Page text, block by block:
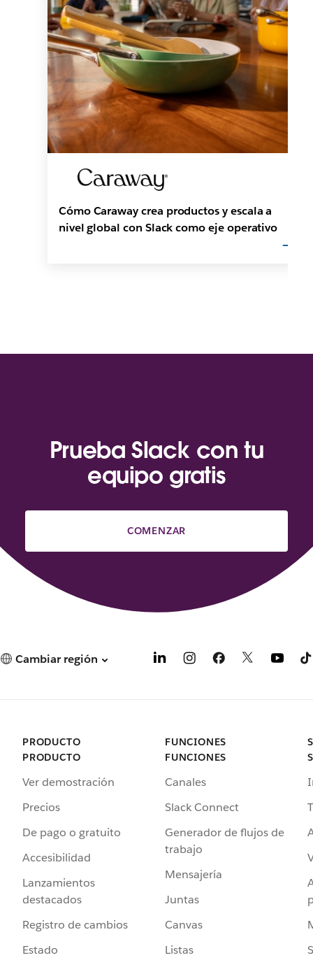
Cómo Caraway crea productos y escala a
nivel global con Slack como eje operativo
Prueba Slack con tu
equipo gratis
COMENZAR
Cambiar región
PRODUCTO
PRODUCTO
Ver demostración
Precios
De pago o gratuito
Accesibilidad
Lanzamientos
destacados
Registro de cambios
Estado
FUNCIONES
FUNCIONES
Canales
Slack Connect
Generador de flujos de
trabajo
Mensajería
Juntas
Canvas
Listas